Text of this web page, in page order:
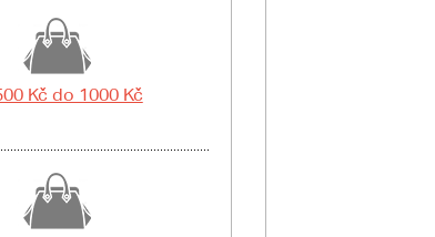
Kč do 1000 Kč